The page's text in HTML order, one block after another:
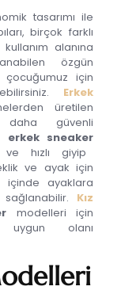
tasarımı ile
birçok farklı
alanına
özgün
çocuğumuz için
Erkek
üretilen
daha güvenli
erkek sneaker
ve hızlı giyip
ve ayak için
içinde ayaklara
Kız
modelleri için
olanı